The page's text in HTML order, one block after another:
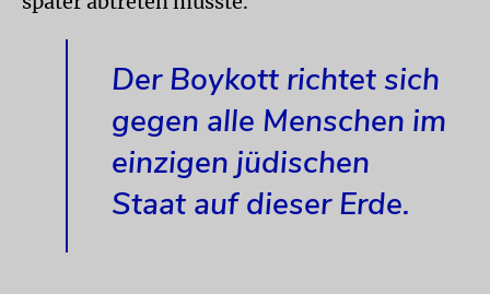
Der Boykott richtet sich
gegen alle Menschen im
einzigen jüdischen
Staat auf dieser Erde.